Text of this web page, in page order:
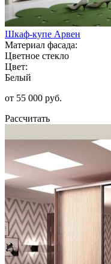
Шкаф-купе Арвен
Материал фасада:
Цветное стекло
Цвет:
Белый
от 55 000 руб.
Рассчитать